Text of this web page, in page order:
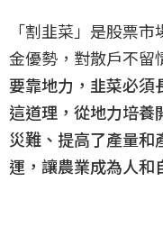
「割韭菜」是股票
金優勢，對散戶不留
要靠地力，韭菜必須
這道理，從地力培養
災難、提高了產量和
運，讓農業成為人和